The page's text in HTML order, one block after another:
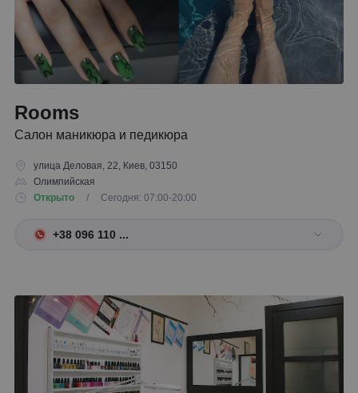
Rooms
Салон маникюра и педикюра
улица Деловая, 22, Киев, 03150
Олимпийская
Открыто
/ Сегодня: 07:00-20:00
+38 096 110 ...